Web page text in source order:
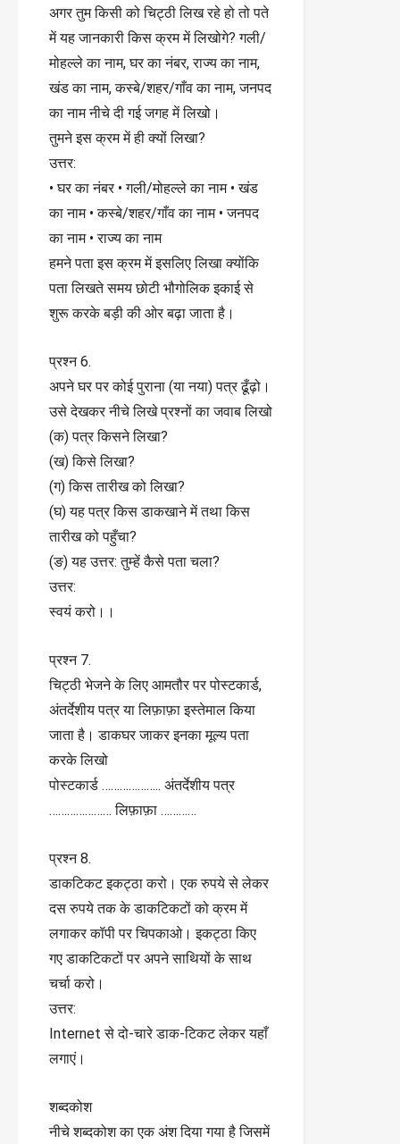
अगर तुम किसी को चिट्ठी लिख रहे हो तो पते
में यह जानकारी किस क्रम में लिखोगे? गली/
मोहल्ले का नाम, घर का नंबर, राज्य का नाम,
खंड का नाम, कस्बे/शहर/गाँव का नाम, जनपद
का नाम नीचे दी गई जगह में लिखो।
तुमने इस क्रम में ही क्यों लिखा?
उत्तर:
• घर का नंबर • गली/मोहल्ले का नाम • खंड
का नाम • कस्बे/शहर/गाँव का नाम • जनपद
का नाम • राज्य का नाम
हमने पता इस क्रम में इसलिए लिखा क्योंकि
पता लिखते समय छोटी भौगोलिक इकाई से
शुरू करके बड़ी की ओर बढ़ा जाता है।
प्रश्न 6.
अपने घर पर कोई पुराना (या नया) पत्र ढूँढ़ो।
उसे देखकर नीचे लिखे प्रश्नों का जवाब लिखो
(क) पत्र किसने लिखा?
(ख) किसे लिखा?
(ग) किस तारीख को लिखा?
(घ) यह पत्र किस डाकखाने में तथा किस
तारीख को पहुँचा?
(ङ) यह उत्तर: तुम्हें कैसे पता चला?
उत्तर:
स्वयं करो।।
प्रश्न 7.
चिट्ठी भेजने के लिए आमतौर पर पोस्टकार्ड,
अंतर्देशीय पत्र या लिफ़ाफ़ा इस्तेमाल किया
जाता है। डाकघर जाकर इनका मूल्य पता
करके लिखो
पोस्टकार्ड ……………….. अंतर्देशीय पत्र
………………… लिफ़ाफ़ा …………
प्रश्न 8.
डाकटिकट इकट्ठा करो। एक रुपये से लेकर
दस रुपये तक के डाकटिकटों को क्रम में
लगाकर कॉपी पर चिपकाओ। इकट्ठा किए
गए डाकटिकटों पर अपने साथियों के साथ
चर्चा करो।
उत्तर:
Internet से दो-चारे डाक-टिकट लेकर यहाँ
लगाएं।
शब्दकोश
नीचे शब्दकोश का एक अंश दिया गया है जिसमें